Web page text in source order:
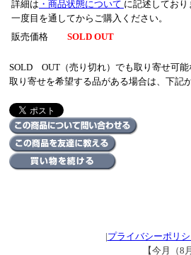
詳細は ・商品状態について に記述しており
一度目を通してからご購入ください。
販売価格
SOLD OUT
SOLD OUT（売り切れ）でも取り寄せ可能
取り寄せを希望する品がある場合は、下記
|プライバシーポリ
【今月（8